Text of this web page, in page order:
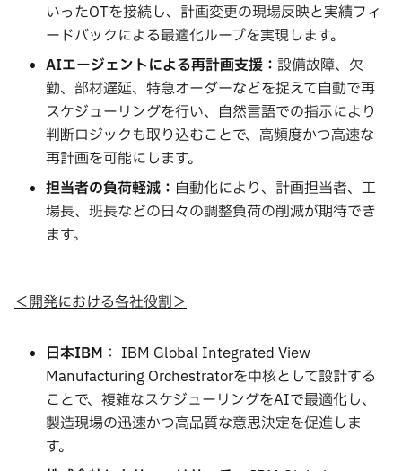
いったOTを接続し、計画変更の現場反映と実績フィ
ードバックによる最適化ループを実現します。
AIエージェントによる再計画支援： 設備故障、欠
勤、部材遅延、特急オーダーなどを捉えて自動で再
スケジューリングを行い、自然言語での指示により
判断ロジックも取り込むことで、高頻度かつ高速な
再計画を可能にします。
担当者の負荷軽減： 自動化により、計画担当者、工
場長、班長などの日々の調整負荷の削減が期待でき
ます。
＜開発における各社役割＞
日本IBM ： IBM Global Integrated View
Manufacturing Orchestratorを中核として設計する
ことで、複雑なスケジューリングをAIで最適化し、
製造現場の迅速かつ高品質な意思決定を促進しま
す。